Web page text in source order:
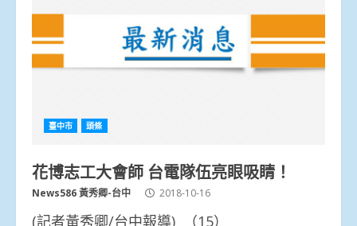
臺中市 頭條
花博志工大會師 台電隊伍亮眼吸睛！
News586 黃秀卿-台中 2018-10-16
(記者黃秀卿/台中報導) （15）